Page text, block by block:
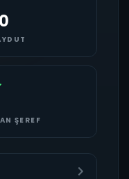
ŞEREF